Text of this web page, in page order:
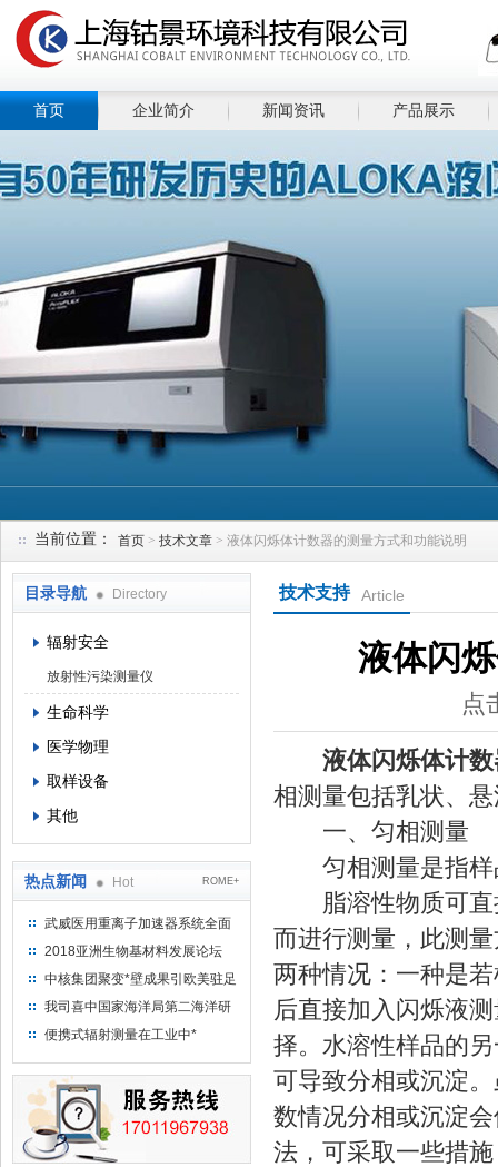
首页 企业简介 新闻资讯 产品展示
当前位置： 首页 > 技术文章 > 液体闪烁体计数器的测量方式和功能说明
目录导航 Directory
辐射安全
放射性污染测量仪
生命科学
医学物理
取样设备
其他
热点新闻 Hot ROME+
武威医用重离子加速器系统全面
完成检测报告 临床试验正式启动
2018亚洲生物基材料发展论坛
中核集团聚变*壁成果引欧美驻足
“人造太阳”指日可待
我司喜中国家海洋局第二海洋研
究所采购低本底液体闪烁计数器
便携式辐射测量在工业中*
技术支持 Article
液体闪
点
液体闪烁体计
相测量包括乳状、
一、匀相测量
匀相测量是指样
脂溶性物质可直
而进行测量，此测
两种情况：一种是
后直接加入闪烁液
择。水溶性样品的
可导致分相或沉淀
数情况分相或沉淀
法，可采取一些措